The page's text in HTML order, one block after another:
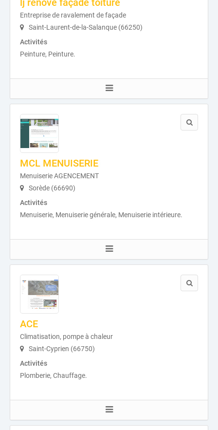
lj rénove façade toiture
Entreprise de ravalement de façade
Saint-Laurent-de-la-Salanque (66250)
Activités
Peinture, Peinture.
MCL MENUISERIE
Menuiserie AGENCEMENT
Sorède (66690)
Activités
Menuiserie, Menuiserie générale, Menuiserie intérieure.
ACE
Climatisation, pompe à chaleur
Saint-Cyprien (66750)
Activités
Plomberie, Chauffage.